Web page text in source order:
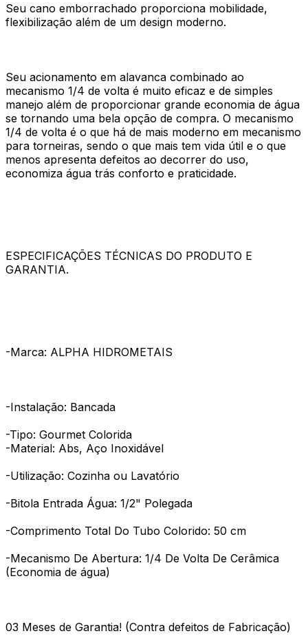
Seu cano emborrachado proporciona mobilidade,
flexibilização além de um design moderno.
Seu acionamento em alavanca combinado ao
mecanismo 1/4 de volta é muito eficaz e de simples
manejo além de proporcionar grande economia de água
se tornando uma bela opção de compra. O mecanismo
1/4 de volta é o que há de mais moderno em mecanismo
para torneiras, sendo o que mais tem vida útil e o que
menos apresenta defeitos ao decorrer do uso,
economiza água trás conforto e praticidade.
ESPECIFICAÇÕES TÉCNICAS DO PRODUTO E
GARANTIA.
-Marca: ALPHA HIDROMETAIS
-Instalação: Bancada
-Tipo: Gourmet Colorida
-Material: Abs, Aço Inoxidável
-Utilização: Cozinha ou Lavatório
-Bitola Entrada Água: 1/2" Polegada
-Comprimento Total Do Tubo Colorido: 50 cm
-Mecanismo De Abertura: 1/4 De Volta De Cerâmica
(Economia de água)
03 Meses de Garantia! (Contra defeitos de Fabricação)